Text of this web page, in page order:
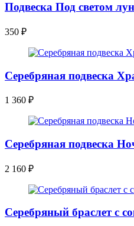
Подвеска Под светом
350 ₽
Серебряная подвеска
1 360 ₽
Серебряная подвеска
2 160 ₽
Серебряный браслет с